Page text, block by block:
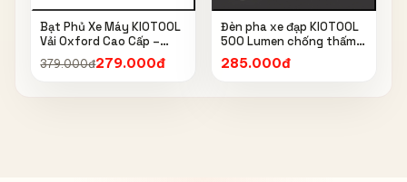
Bạt Phủ Xe Máy KIOTOOL
Vải Oxford Cao Cấp –
Chống Nắng, Chống Mưa,
Chống Bụi, Chống Tia UV,
379.000đ279.000đ
Đèn pha xe đạp KIOTOOL
500 Lumen chống thấm
nước IPX6 6603
285.000đ